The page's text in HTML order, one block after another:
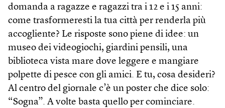
domanda a ragazze e ragazzi tra i 12 e i 15 anni:
come trasformeresti la tua città per renderla più
accogliente? Le risposte sono piene di idee: un
museo dei video­giochi, giardini pensili, una
biblioteca vista mare dove leggere e mangiare
polpette di pesce con gli amici. E tu, cosa desideri?
Al centro del giornale c’è un poster che dice solo:
“Sogna”. A volte basta quello per cominciare.